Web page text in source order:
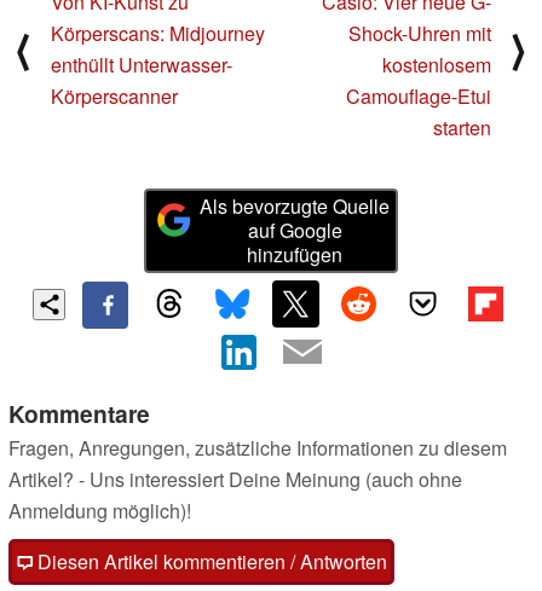
⟨
Körperscans: Midjourney
enthüllt Unterwasser-
Körperscanner
Shock-Uhren mit
kostenlosem
Camouflage-Etui
starten
⟩
Als bevorzugte Quelle
auf Google
hinzufügen
Kommentare
Fragen, Anregungen, zusätzliche Informationen zu diesem
Artikel? - Uns interessiert Deine Meinung (auch ohne
Anmeldung möglich)!
Diesen Artikel kommentieren / Antworten